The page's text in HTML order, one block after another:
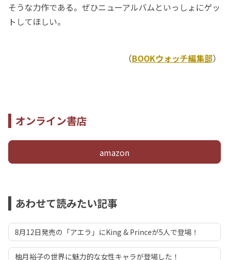
そうな力作である。ぜひニューアルバムといっしょにゲッ
トしてほしい。
（BOOKウォッチ編集部）
オンライン書店
amazon
あわせて読みたい記事
8月12日発売の「アエラ」にKing & Princeが5人で登場！
柚月裕子の世界に魅力的な女性キャラが登場した！